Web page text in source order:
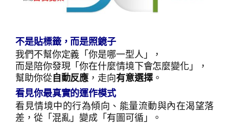
不是貼標籤，而是照鏡子
我們不幫你定義「你是哪一型人」，
而是陪你發現「你在什麼情境下會怎麼變化」，
幫助你從自動反應 ，走向有意選擇。
看見你最真實的運作模式
看見情境中的行為傾向、能量流動與內在渴望落
差，從「混亂」變成「有圖可循」。